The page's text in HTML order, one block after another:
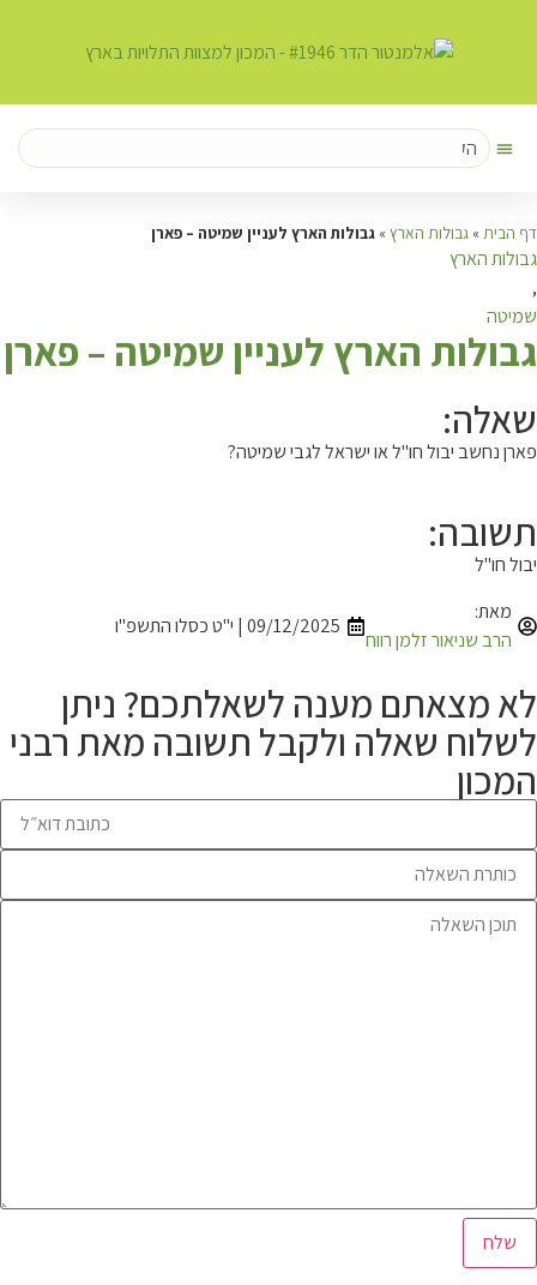
דף הבית » גבולות הארץ » גבולות הארץ לעניין שמיטה – פארן
גבולות הארץ
,
שמיטה
גבולות הארץ לעניין שמיטה – פארן
שאלה:
פארן נחשב יבול חו"ל או ישראל לגבי שמיטה?
תשובה:
יבול חו"ל
מאת:
הרב שניאור זלמן רווח
09/12/2025 | י"ט כסלו התשפ"ו
לא מצאתם מענה לשאלתכם? ניתן
לשלוח שאלה ולקבל תשובה מאת רבני
המכון